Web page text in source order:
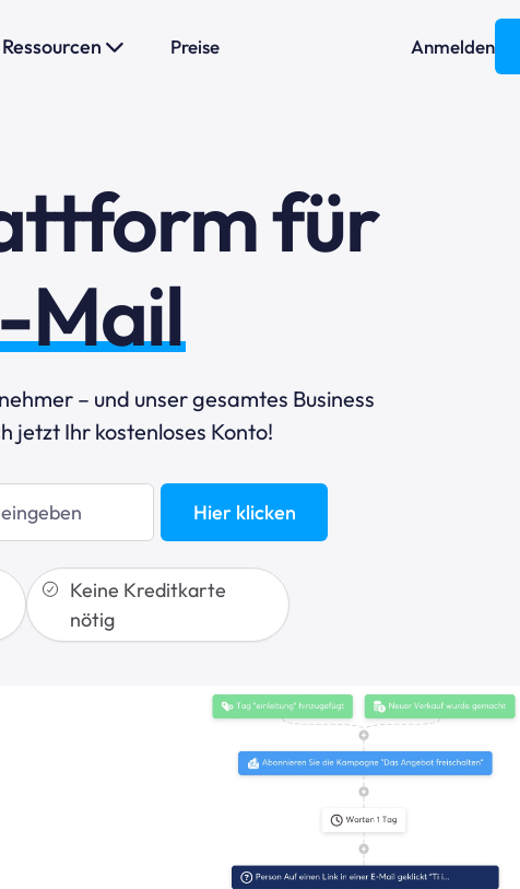
Ressourcen Preise Anmelden
für
Market
– und unser gesamtes Business
jetzt Ihr kostenloses Konto!
Hier klicken
Keine Kreditkarte
nötig